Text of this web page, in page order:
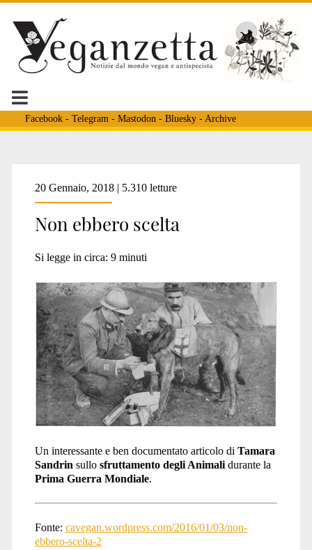
Facebook- Telegram - Mastodon - Bluesky- Archive
Tag:
<span>J’accuse</span>
20 Gennaio, 2018 | 5.310 letture
Non ebbero scelta
Si legge in circa: 9 minuti
Un interessante e ben documentato articolo di Tamara
Sandrin sullo sfruttamento degli Animalidurante la
Prima Guerra Mondiale.
Fonte: cavegan.wordpress.com/2016/01/03/non-
ebbero-scelta-2